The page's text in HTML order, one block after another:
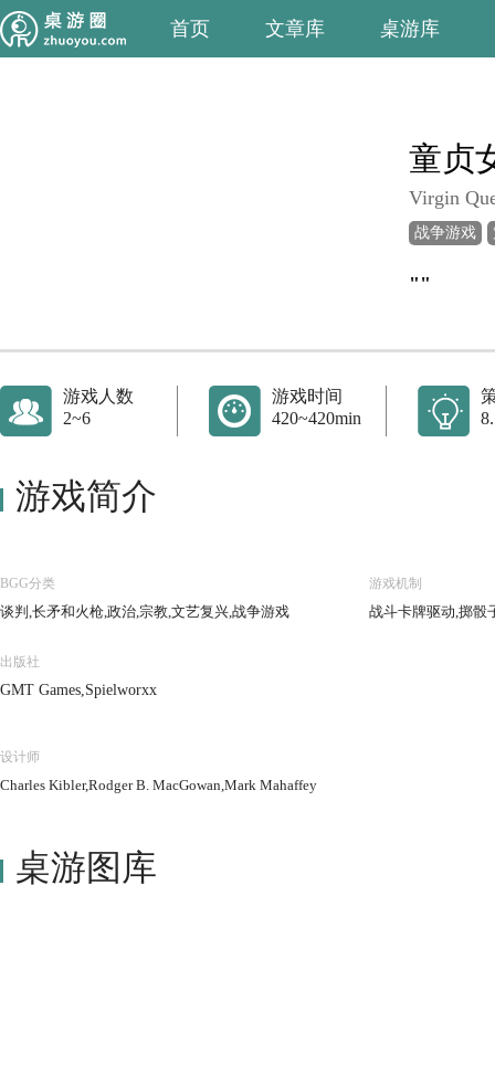
首页 文章库 桌游库
童贞
Virgin
战争游戏
""
游戏人数
2~6
游戏时间
420~420min
游戏简介
BGG分类
谈判,长矛和火枪,政治,宗教,文艺复兴,战争游戏
游戏机制
战斗卡牌驱动,掷骰
出版社
GMT Games,Spielworxx
设计师
Charles Kibler,Rodger B. MacGowan,Mark Mahaffey
桌游图库